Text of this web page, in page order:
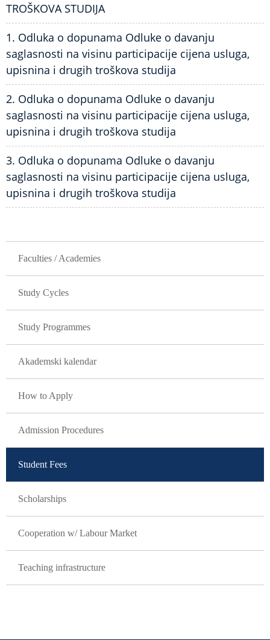
TROŠKOVA STUDIJA
1. Odluka o dopunama Odluke o davanju
saglasnosti na visinu participacije cijena usluga,
upisnina i drugih troškova studija
2. Odluka o dopunama Odluke o davanju
saglasnosti na visinu participacije cijena usluga,
upisnina i drugih troškova studija
3. Odluka o dopunama Odluke o davanju
saglasnosti na visinu participacije cijena usluga,
upisnina i drugih troškova studija
Faculties / Academies
Study Cycles
Study Programmes
Akademski kalendar
How to Apply
Admission Procedures
Student Fees
Scholarships
Cooperation w/ Labour Market
Teaching infrastructure